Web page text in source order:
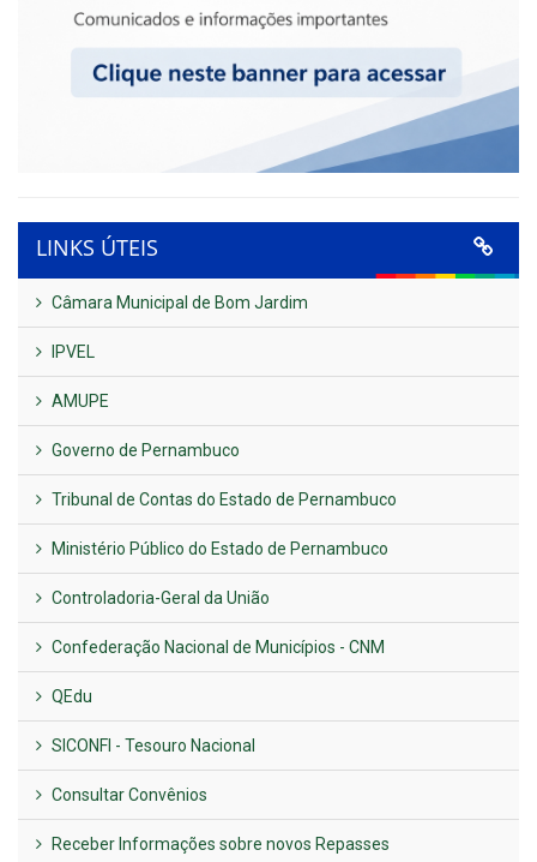
LINKS ÚTEIS
Câmara Municipal de Bom Jardim
IPVEL
AMUPE
Governo de Pernambuco
Tribunal de Contas do Estado de Pernambuco
Ministério Público do Estado de Pernambuco
Controladoria-Geral da União
Confederação Nacional de Municípios - CNM
QEdu
SICONFI - Tesouro Nacional
Consultar Convênios
Receber Informações sobre novos Repasses